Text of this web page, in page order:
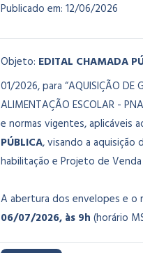
Publicado em: 12/06/2026
Objeto: EDITAL CHAMADA
01/2026, para “AQUISIÇÃO DE
ALIMENTAÇÃO ESCOLAR -
e normas vigentes, aplicáveis
PÚBLICA, visando a aquisição
habilitação e Projeto de
A abertura dos envelopes e
06/07/2026, às 9h (horário